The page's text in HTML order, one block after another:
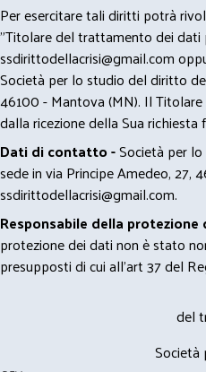
Per esercitare tali diritti potrà
"Titolare del trattamento dei dati
ssdirittodellacrisi@gmail.com
Società per lo studio del diritto
46100 - Mantova (MN). Il
dalla ricezione della Sua richiesta
Dati di contatto -Società per
sede in via Principe Amedeo, 27,
ssdirittodellacrisi@gmail.com.
Responsabile della
protezione dei dati non è stato
presupposti di cui all’art 37 del
del